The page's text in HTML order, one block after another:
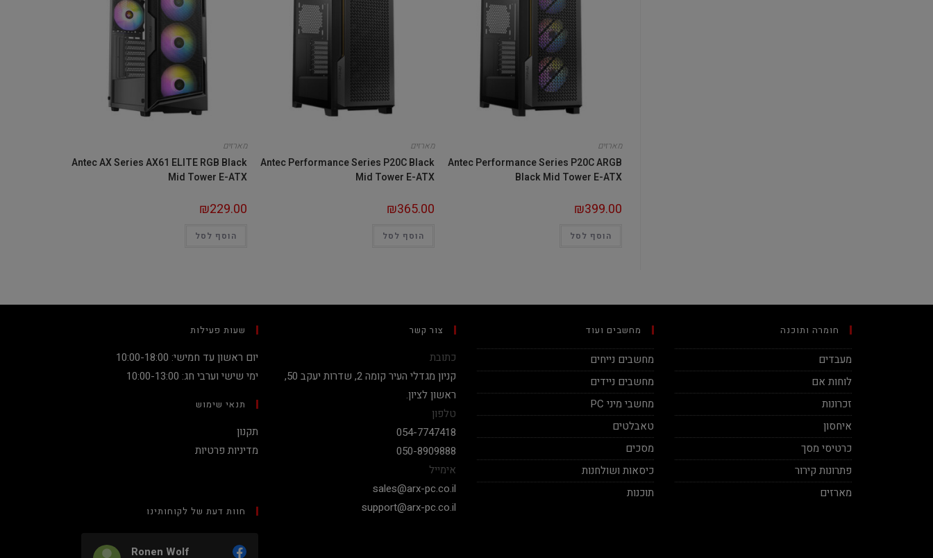
מארזים
Antec Performance Series P20C ARGB
Black Mid Tower E-ATX
₪399.00
הוסף לסל
מארזים
Antec Performance Series P20C Black
Mid Tower E-ATX
₪365.00
הוסף לסל
מארזים
Antec AX Series AX61 ELITE RGB Black
Mid Tower E-ATX
₪229.00
הוסף לסל
חומרה ותוכנה
מעבדים
לוחות אם
זכרונות
איחסון
כרטיסי מסך
פתרונות קירור
מארזים
מחשבים ועוד
מחשבים נייחים
מחשבים ניידים
מחשבי מיני PC
טאבלטים
מסכים
כיסאות ושולחנות
תוכנות
צור קשר
כתובת
קניון מגדלי העיר קומה 2, שדרות יעקב 50,
ראשון לציון.
טלפון
054-7747418
050-8909888
אימייל
sales@arx-pc.co.il
support@arx-pc.co.il
שעות פעילות
יום ראשון עד חמישי: 10:00-18:00
ימי שישי וערבי חג: 10:00-13:00
תנאי שימוש
תקנון
מדיניות פרטיות
חוות דעת של לקוחותינו
Ronen Wolf